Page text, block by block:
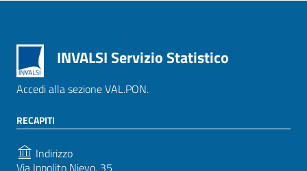
INVALSI Servizio Statistico
Accedi alla sezione VAL.PON.
RECAPITI
Indirizzo
Via Ippolito Nievo, 35